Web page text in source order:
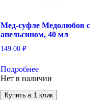
Мед-суфле Медолюбов с
апельсином, 40 мл
149.00 ₽
Подробнее
Нет в наличии
Купить в 1 клик